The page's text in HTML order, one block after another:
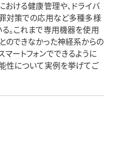
おける健康管理や、ドライバ
対策での応用など多種多様
。これまで専用機器を使用
のできなかった神経系からの
ートフォンでできるように
性について実例を挙げてご